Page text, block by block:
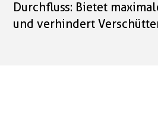
Durchfluss: Bietet
und verhindert